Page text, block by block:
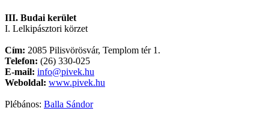
III. Budai kerület
I. Lelkipásztori körzet
Cím: 2085 Pilisvörösvár, Templom tér 1.
Telefon: (26) 330-025
E-mail: info@pivek.hu
Weboldal: www.pivek.hu
Plébános: Balla Sándor